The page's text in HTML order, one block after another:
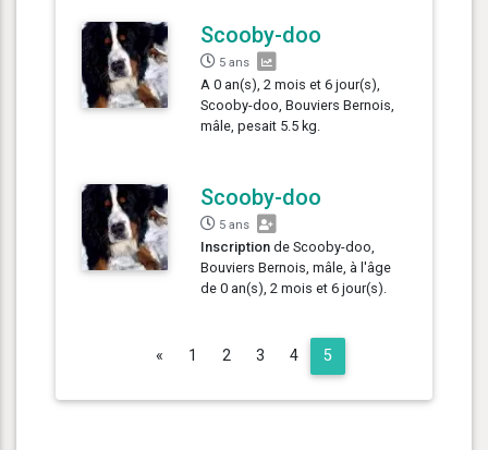
Scooby-doo
5 ans
A 0 an(s), 2 mois et 6 jour(s),
Scooby-doo, Bouviers Bernois,
mâle, pesait 5.5 kg.
Scooby-doo
5 ans
Inscription de Scooby-doo,
Bouviers Bernois, mâle, à l'âge
de 0 an(s), 2 mois et 6 jour(s).
« Previous
1 2 3 4 5